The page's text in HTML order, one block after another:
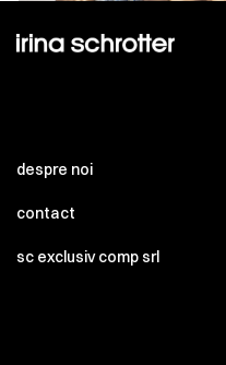
despre noi
contact
sc exclusiv comp srl